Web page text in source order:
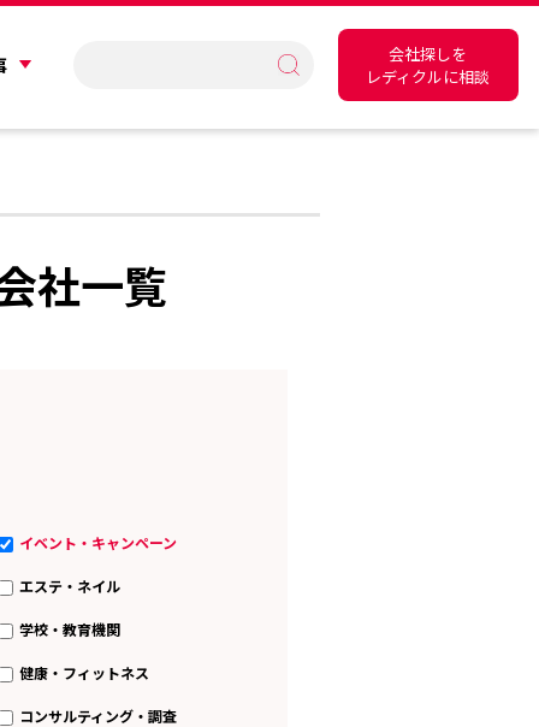
会社探しを
レディクルに相談
社一覧
イベント・キャンペーン
エステ・ネイル
学校・教育機関
健康・フィットネス
コンサルティング・調査